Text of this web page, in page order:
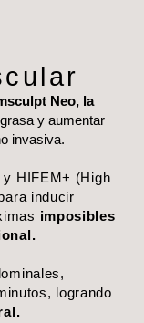
Neo, la
y aumentar
invasiva.
HIFEM+ (High
inducir
imposibles
logrando